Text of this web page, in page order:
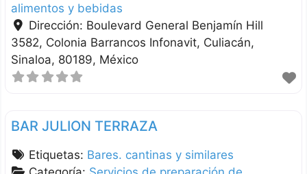
alimentos y bebidas
Dirección: Boulevard General Benjamín Hill
3582, Colonia Barrancos Infonavit Culiacán
Sinaloa 80189 México
BAR JULION TERRAZA
Etiquetas: Bares. cantinas y similares